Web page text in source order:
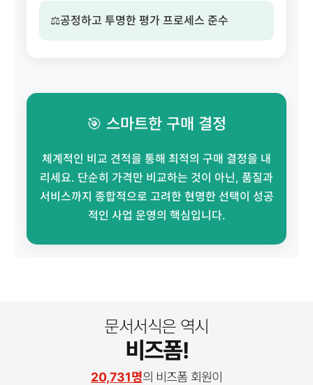
⚖️공정하고 투명한 평가 프로세스 준수
🎯 스마트한 구매 결정
체계적인 비교 견적을 통해 최적의 구매 결정을 내
리세요. 단순히 가격만 비교하는 것이 아닌, 품질과
서비스까지 종합적으로 고려한 현명한 선택이 성공
적인 사업 운영의 핵심입니다.
문서서식은 역시
비즈폼!
20,731명의 비즈폼 회원이